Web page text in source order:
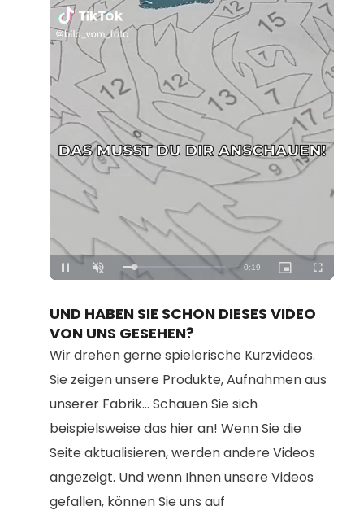
Unmute Loaded:
100.00%
UND HABEN SIE SCHON DIESES VIDEO
VON UNS GESEHEN?
Wir drehen gerne spielerische Kurzvideos.
Sie zeigen unsere Produkte, Aufnahmen aus
unserer Fabrik... Schauen Sie sich
beispielsweise das hier an! Wenn Sie die
Seite aktualisieren, werden andere Videos
angezeigt. Und wenn Ihnen unsere Videos
gefallen, können Sie uns auf